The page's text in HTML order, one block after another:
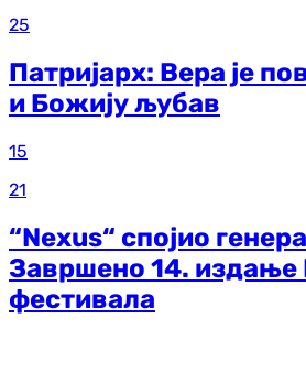
25
Патријарх: Вера је
и Божију љубав
15
21
“Nexus“ спојио
Завршено 14. издање
фестивала